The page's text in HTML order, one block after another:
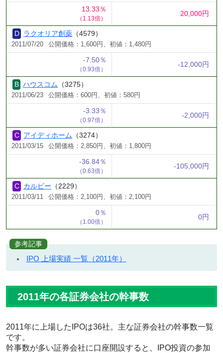
13.33％
（1.13倍）
20,000円
ラクオリア創薬 （4579）
2011/07/20 公開価格：1,600円、初値：1,480円
-7.50％
（0.93倍）
-12,000円
ハウスコム （3275）
2011/06/23 公開価格：600円、初値：580円
-3.33％
（0.97倍）
-2,000円
アイディホーム （3274）
2011/03/15 公開価格：2,850円、初値：1,800円
-36.84％
（0.63倍）
-105,000円
カルビー （2229）
2011/03/11 公開価格：2,100円、初値：2,100円
0％
（1.00倍）
0円
参考記事
IPO 上場実績 一覧（2011年）
2011年の各証券会社の幹事数
2011年に上場したIPOは36社。主な証券会社の幹事数一覧
です。
幹事数が多い証券会社に口座開設すると、IPO投資の参加